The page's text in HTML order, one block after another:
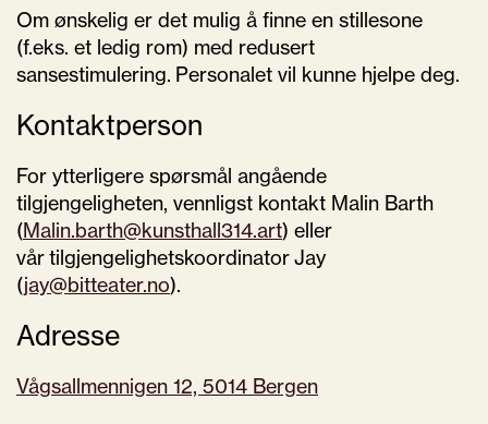
Om ønskelig er det mulig å finne en stillesone
(f.eks. et ledig rom) med redusert
sansestimulering. Personalet vil kunne hjelpe deg.
Kontaktperson
For ytterligere spørsmål angående
tilgjengeligheten, vennligst kontakt Malin Barth
(Malin.barth@kunsthall314.art) eller
vårtilgjengelighetskoordinatorJay
(jay@bitteater.no).
Adresse
Vågsallmennigen 12, 5014 Bergen